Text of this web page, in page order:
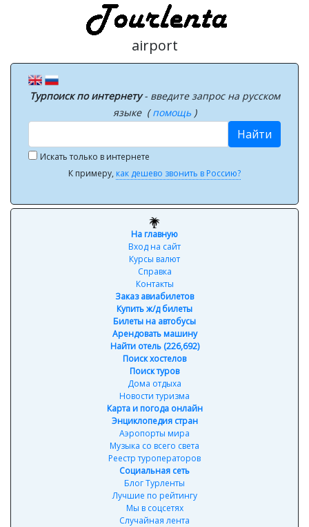
airport
Турпоиск по интернету- введите запрос на русском
языке (помощь )
Найти
Искать только в интернете
К примеру, как дешево звонить в Россию?
На главную
Вход на сайт
Курсы валют
Справка
Контакты
Заказ авиабилетов
Купить ж/д билеты
Билеты на автобусы
Арендовать машину
Найти отель (226,692)
Поиск хостелов
Поиск туров
Дома отдыха
Новости туризма
Карта и погода онлайн
Энциклопедия стран
Аэропорты мира
Музыка со всего света
Реестр туроператоров
Социальная сеть
Блог Турленты
Лучшие по рейтингу
Мы в соцсетях
Случайная лента